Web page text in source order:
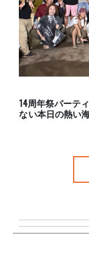
14周年祭パーテ
ない本日の熱い